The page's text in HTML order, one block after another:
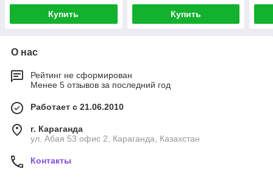
Купить Купить
О нас
Рейтинг не сформирован
Менее 5 отзывов за последний год
Работает с 21.06.2010
г. Караганда
ул. Абая 53 офис 2, Караганда, Казахстан
Контакты